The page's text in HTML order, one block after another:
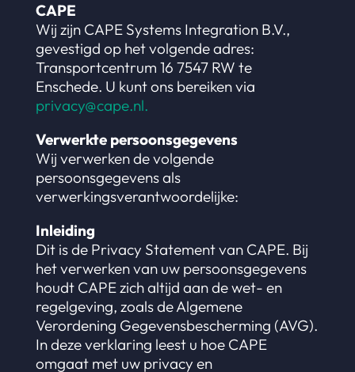
CAPE
Wij zijn CAPE Systems Integration B.V.,
gevestigd op het volgende adres:
Transportcentrum 16 7547 RW te
Enschede. U kunt ons bereiken via
privacy@cape.nl.
Verwerkte persoonsgegevens
Wij verwerken de volgende
persoonsgegevens als
verwerkingsverantwoordelijke:
Inleiding
Dit is de Privacy Statement van CAPE. Bij
het verwerken van uw persoonsgegevens
houdt CAPE zich altijd aan de wet- en
regelgeving, zoals de Algemene
Verordening Gegevensbescherming (AVG).
In deze verklaring leest u hoe CAPE
omgaat met uw privacy en